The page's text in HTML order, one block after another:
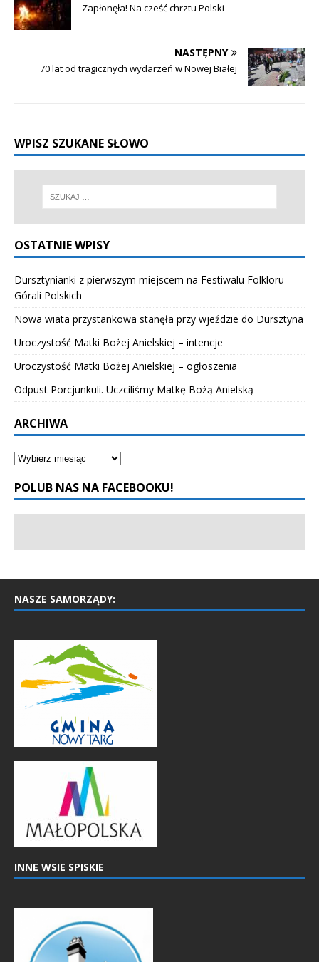
Zapłonęła! Na cześć chrztu Polski
NASTĘPNY
70 lat od tragicznych wydarzeń w Nowej Białej
WPISZ SZUKANE SŁOWO
OSTATNIE WPISY
Dursztynianki z pierwszym miejscem na Festiwalu Folkloru
Górali Polskich
Nowa wiata przystankowa stanęła przy wjeździe do Dursztyna
Uroczystość Matki Bożej Anielskiej – intencje
Uroczystość Matki Bożej Anielskiej – ogłoszenia
Odpust Porcjunkuli. Uczciliśmy Matkę Bożą Anielską
ARCHIWA
POLUB NAS NA FACEBOOKU!
NASZE SAMORZĄDY:
INNE WSIE SPISKIE